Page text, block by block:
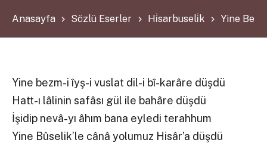
Anasayfa Sözlü Eserler Hi̇sarbuseli̇k Yine
Yine bezm-i îyş-i vuslat dil-i bî-karâre düşdü
Hatt-ı lâlinin safâsı gül ile bahâre düşdü
İşidip nevâ-yı âhım bana eyledi terahhum
Yine Bûselik’le cânâ yolumuz Hisâr’a düşdü